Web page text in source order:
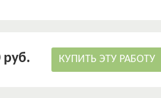
предполагает эмоциональную
Стресс вызывается множеством
руб. КУПИТЬ ЭТУ РАБОТУ